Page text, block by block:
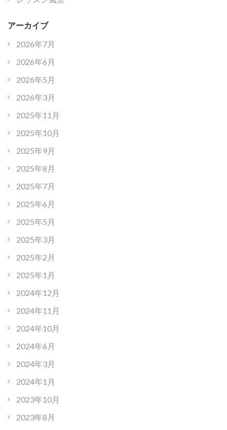
アーカイブ
2026年7月
2026年6月
2026年5月
2026年3月
2025年11月
2025年10月
2025年9月
2025年8月
2025年7月
2025年6月
2025年5月
2025年3月
2025年2月
2025年1月
2024年12月
2024年11月
2024年10月
2024年6月
2024年3月
2024年1月
2023年10月
2023年8月